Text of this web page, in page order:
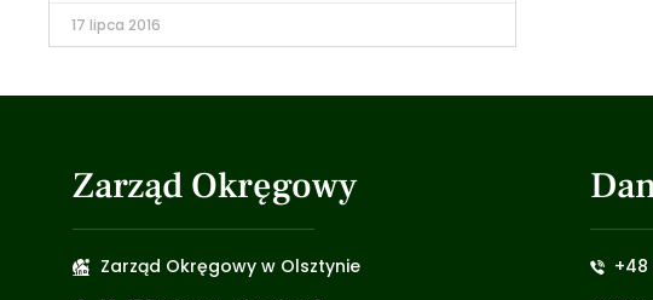
17 lipca 2016
Zarząd Okręgowy
Zarząd Okręgowy w Olsztynie
+48